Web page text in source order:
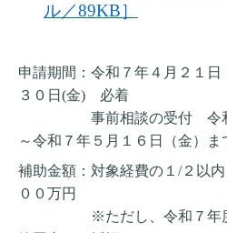
ル／89KB］
申請期間：令和７年４月２１日
３０日(金) 必着
事前相談の受付 令和７
～令和７年５月１６日（金）ま
補助金額：対象経費の１/２以
００万円
※ただし、令和７年度予